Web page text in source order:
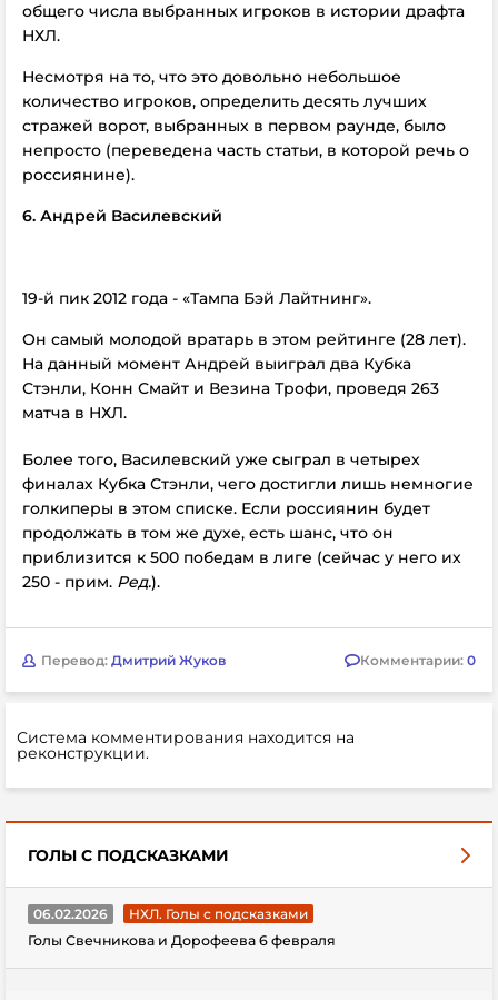
общего числа выбранных игроков в истории драфта
НХЛ.
Несмотря на то, что это довольно небольшое
количество игроков, определить десять лучших
стражей ворот, выбранных в первом раунде, было
непросто (переведена часть статьи, в которой речь о
россиянине).
6. Андрей Василевский
19-й пик 2012 года - «Тампа Бэй Лайтнинг».
Он самый молодой вратарь в этом рейтинге (28 лет).
На данный момент Андрей выиграл два Кубка
Стэнли, Конн Смайт и Везина Трофи, проведя 263
матча в НХЛ.
Более того, Василевский уже сыграл в четырех
финалах Кубка Стэнли, чего достигли лишь немногие
голкиперы в этом списке. Если россиянин будет
продолжать в том же духе, есть шанс, что он
приблизится к 500 победам в лиге (сейчас у него их
250 - прим. Ред.).
Перевод: Дмитрий Жуков Комментарии: 0
Система комментирования находится на
реконструкции.
ГОЛЫ С ПОДСКАЗКАМИ
06.02.2026
НХЛ. Голы с подсказками
Голы Свечникова и Дорофеева 6 февраля